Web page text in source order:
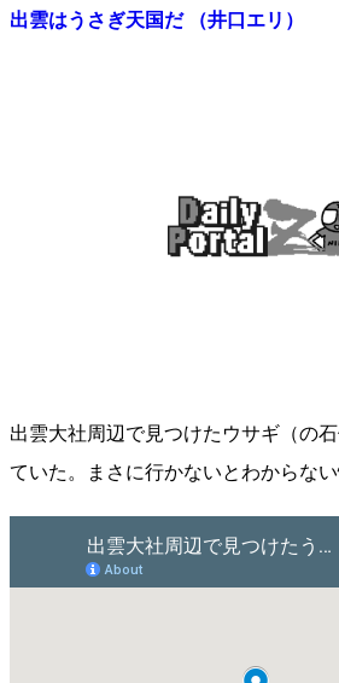
出雲はうさぎ天国だ （井口エリ）
出雲大社周辺で見つけたウサギ（の
ていた。まさに行かないとわからない